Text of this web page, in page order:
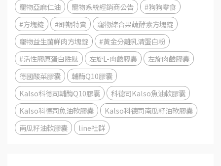
寵物亞麻仁油
寵物系統經銷商公告
#狗狗零食
#方塊錠
#即期特賣
寵物綜合果蔬酵素方塊錠
寵物益生菌鮮肉方塊錠
#黃金分離乳清蛋白粉
#活性膠原蛋白胜肽
左旋L-肉鹼膠囊
左旋肉鹼膠囊
德國酸菜膠囊
輔酶Q10膠囊
Kalso科德司輔酶Q10膠囊
科德司Kalso魚油軟膠囊
Kalso科德司魚油軟膠囊
Kalso科德司南瓜籽油軟膠囊
南瓜籽油軟膠囊
line社群